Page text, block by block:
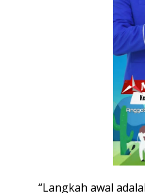
“Langkah awal